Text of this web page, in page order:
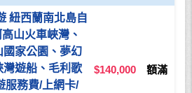
紐西蘭南北島自
山火車峽灣、
家公園、夢幻
遊船、毛利歌
服務費/上網卡/
$140,000 額滿